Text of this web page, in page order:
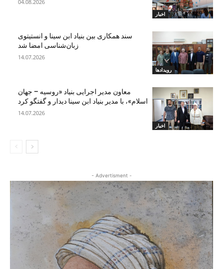
اخبار
04.08.2026
رویدادها
سند همکاری بین بنیاد ابن‌ سینا و انستیتوی
زبان‌شناسی امضا شد
14.07.2026
اخبار
معاون مدیر اجرایی بنیاد «روسیه – جهان
اسلام»، با مدیر بنیاد ابن سینا دیدار و گفتگو کرد
14.07.2026
- Advertisment -